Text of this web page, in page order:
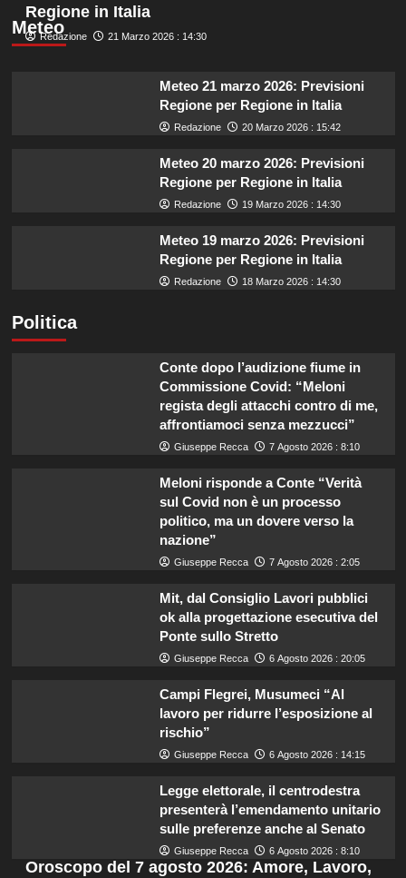
Meteo
Regione in Italia
Redazione 21 Marzo 2026 : 14:30
Meteo 21 marzo 2026: Previsioni
Regione per Regione in Italia
Redazione 20 Marzo 2026 : 15:42
Meteo 20 marzo 2026: Previsioni
Regione per Regione in Italia
Redazione 19 Marzo 2026 : 14:30
Meteo 19 marzo 2026: Previsioni
Regione per Regione in Italia
Redazione 18 Marzo 2026 : 14:30
Politica
Conte dopo l’audizione fiume in
Commissione Covid: “Meloni
regista degli attacchi contro di me,
affrontiamoci senza mezzucci”
Giuseppe Recca 7 Agosto 2026 : 8:10
Meloni risponde a Conte “Verità
sul Covid non è un processo
politico, ma un dovere verso la
nazione”
Giuseppe Recca 7 Agosto 2026 : 2:05
Mit, dal Consiglio Lavori pubblici
ok alla progettazione esecutiva del
Ponte sullo Stretto
Giuseppe Recca 6 Agosto 2026 : 20:05
Campi Flegrei, Musumeci “Al
lavoro per ridurre l’esposizione al
rischio”
Giuseppe Recca 6 Agosto 2026 : 14:15
Legge elettorale, il centrodestra
presenterà l’emendamento unitario
sulle preferenze anche al Senato
Giuseppe Recca 6 Agosto 2026 : 8:10
Oroscopo del 7 agosto 2026: Amore, Lavoro,